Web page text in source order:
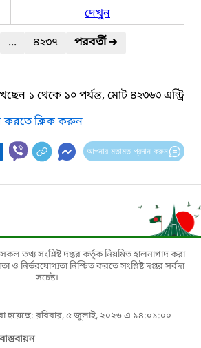
দেখুন
... ৪২৩৭ পরবর্তী🡲
১ থেকে ১০ পর্যন্ত, মোট ৪২৩৬৩ এন্ট্রি
করতে ক্লিক করুন
আপনার মতামত প্রদান করুন
তথ্য সংশ্লিষ্ট দপ্তর কর্তৃক নিয়মিত হালনাগাদ করা
ও নির্ভরযোগ্যতা নিশ্চিত করতে সংশ্লিষ্ট দপ্তর সর্বদা
সচেষ্ট।
হয়েছে: রবিবার, ৫ জুলাই, ২০২৬ এ ১৪:০১:০০